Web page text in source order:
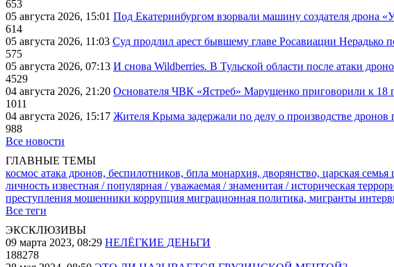
653
05 августа 2026, 15:01 Под Екатеринбургом взорвали машину создателя дрона
614
05 августа 2026, 11:03 Суд продлил арест бывшему главе Росавиации Нерадько
575
05 августа 2026, 07:13 И снова Wildberries. В Тульской области после атаки
4529
04 августа 2026, 21:20 Основателя ЧВК «Ястреб» Марущенко приговорили к 18
1011
04 августа 2026, 15:17 Жителя Крыма задержали по делу о производстве
988
Все новости
ГЛАВНЫЕ ТЕМЫ
космос атака дронов, беспилотников, бпла монархия, дворянство, царская семья
личность известная / популярная / уважаемая / знаменитая / историческая
преступления мошенники коррупция миграционная политика, мигранты
Все теги
ЭКСКЛЮЗИВЫ
09 марта 2023, 08:29 НЕЛЁГКИЕ ДЕНЬГИ
188278